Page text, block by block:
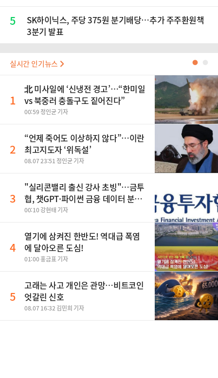
5
SK하이닉스, 주당 375원 분기배당…추가 주주환원책
3분기 발표
실시간 인기뉴스 ●
1
北 미사일에 ‘신냉전 경고’…“한미일
vs 북중러 충돌구도 짙어진다”
00:59 정인균 기자
2
“언제 죽어도 이상하지 않다”…이란
최고지도자 ‘위독설’
08.07 23:51 정인균 기자
3
"실리콘밸리 출신 강사 초빙"…금투
협, 챗GPT·파이썬 금융 데이터 분석
과정 개설
00:10 강현태 기자
4
열기에 삼켜진 한반도! 역대급 폭염
에 달아오른 도심!
01:00 홍금표 기자
5
고래는 사고 개인은 관망…비트코인
엇갈린 신호
08.07 16:32 김민희 기자